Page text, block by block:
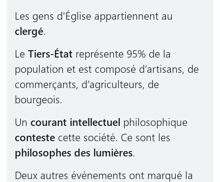
Les gens d'Église appartiennent au
clergé.
Le Tiers-État représente 95% de la
population et est composé d’artisans, de
commerçants, d’agriculteurs, de
bourgeois.
Un courant intellectuel philosophique
conteste cette société. Ce sont les
philosophes des lumières.
Deux autres événements ont marqué la